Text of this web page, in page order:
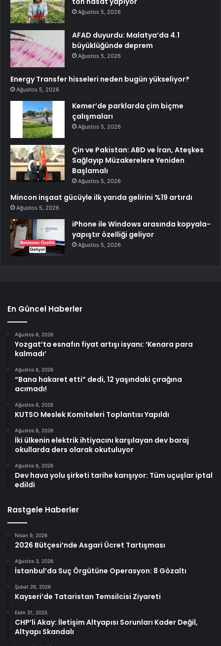
Ağustos 5, 2026
AFAD duyurdu: Malatya’da 4.1
büyüklüğünde deprem
Ağustos 5, 2026
Energy Transfer hisseleri neden bugün yükseliyor?
Ağustos 5, 2026
Kemer’de parklarda çim biçme
çalışmaları
Ağustos 5, 2026
Çin ve Pakistan: ABD ve İran, Ateşkes
Sağlayıp Müzakerelere Yeniden
Başlamalı
Ağustos 5, 2026
Mincon inşaat gücüyle ilk yarıda gelirini %19 artırdı
Ağustos 5, 2026
iPhone ile Windows arasında kopyala-
yapıştır özelliği geliyor
Ağustos 5, 2026
En Güncel Haberler
Ağustos 6, 2026
Yozgat’ta esnafın fiyat artışı isyanı: ‘Kenara para
kalmadı’
Ağustos 6, 2026
“Bana hakaret etti” dedi, 12 yaşındaki çırağına
acımadı!
Ağustos 6, 2026
KUTSO Meslek Komiteleri Toplantısı Yapıldı
Ağustos 6, 2026
İki ülkenin elektrik ihtiyacını karşılayan dev baraj
okullarda ders olarak okutuluyor
Ağustos 6, 2026
Dev hava yolu şirketi tarihe karışıyor: Tüm uçuşlar iptal
edildi
Rastgele Haberler
Nisan 9, 2026
2026 Bütçesi’nde Asgari Ücret Tartışması
Ağustos 3, 2026
İstanbul’da Suç Örgütüne Operasyon: 8 Gözaltı
Şubat 26, 2026
Kayseri’de Tataristan Temsilcisi Ziyareti
Ekim 31, 2025
CHP’li Akay: İletişim Altyapısı Sorunları Kader Değil,
Altyapı Skandalı